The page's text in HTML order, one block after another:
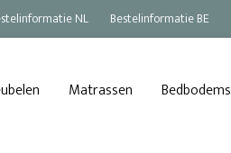
NL Bestelinformatie BE
Matrassen Bedbodems